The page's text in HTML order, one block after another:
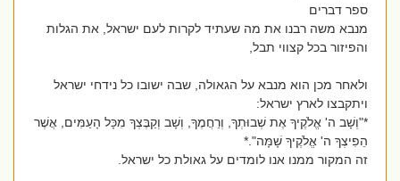
ספר דברים
מנבא משה רבנו את מה שעתיד לקרות לעם ישראל, את הגלות
והפיזור בכל קצווי תבל,
ולאחר מכן הוא מנבא על הגאולה, שבה ישובו כל נידחי ישראל
ויתקבצו לארץ ישראל:
*"וְשָׁב ה' אֱלֹקֶיךָ אֶת שְׁבוּתְךָ, וְרַחֲמֶךָ, וְשָׁב וְקַבֶּצְךָ מִכָּל הָעַמִּים, אֲשֶׁר
הֵפִיצְךָ ה' אֱלֹקֶיךָ שָׁמָּה".*
זה המקור ממנו אנו לומדים על גאולת כל ישראל.